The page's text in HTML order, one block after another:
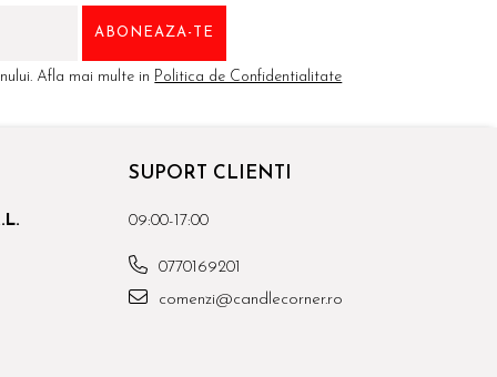
Afla mai multe in Politica de Confidentialitate
SUPORT CLIENTI
09:00-17:00
0770169201
comenzi@candlecorner.ro